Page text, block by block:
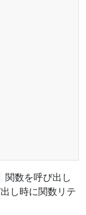
関数を呼び出し
し時に関数リテ